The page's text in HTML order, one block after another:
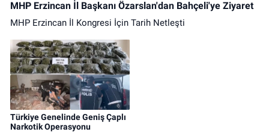
MHP Erzincan İl Başkanı Özarslan'dan Bahçeli'ye Ziyaret
MHP Erzincan İl Kongresi İçin Tarih Netleşti
Türkiye Genelinde Geniş Çaplı
Narkotik Operasyonu